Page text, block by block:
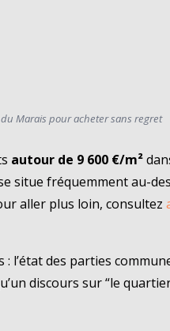
Marais pour acheter sans regret
autour de 9 600 €/m²
situe fréquemment au-
aller plus loin, consultez
des parties
discours sur “le